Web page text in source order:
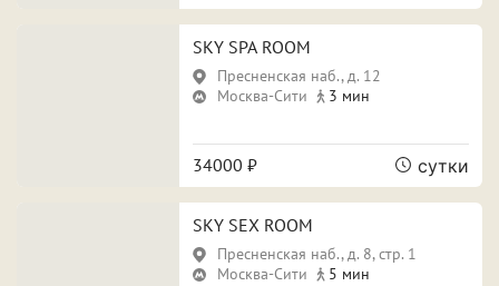
ПРИМЕНИТЬ ФИЛЬТРЫ ЗАКРЫТЬ
SKY SPA ROOM
Пресненская наб., д. 12
Москва-Сити
3 мин
34000 ₽ сутки
SKY SEX ROOM
Пресненская наб., д. 8, стр. 1
Москва-Сити
5 мин